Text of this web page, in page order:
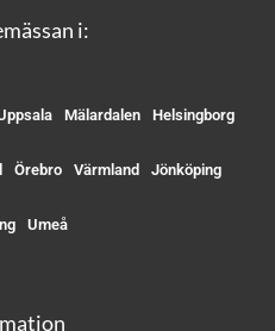
i:
Mälardalen Helsingborg
Örebro Värmland Jönköping
Umeå